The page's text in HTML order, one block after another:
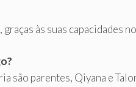
às suas
são parentes, Qiyana e